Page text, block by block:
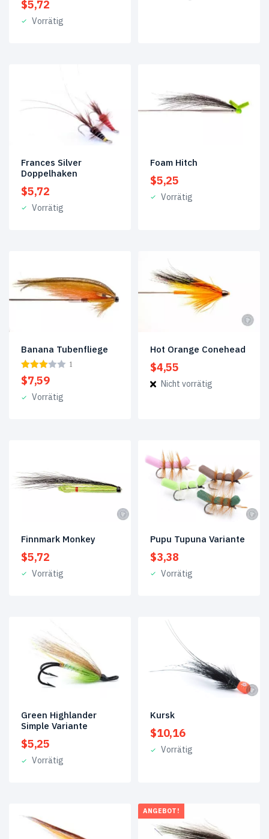
$5,72
Vorrätig
Frances Silver
Doppelhaken
$5,72
Vorrätig
Foam Hitch
$5,25
Vorrätig
Banana Tubenfliege
1
$7,59
Vorrätig
Hot Orange Conehead
$4,55
Nicht vorrätig
Finnmark Monkey
$5,72
Vorrätig
Pupu Tupuna Variante
$3,38
Vorrätig
Green Highlander
Simple Variante
$5,25
Vorrätig
Kursk
$10,16
Vorrätig
ANGEBOT!